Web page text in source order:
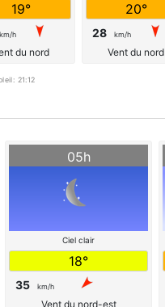
19°
km/h
du nord
20°
28 km/h
Vent du nord
21:12
05h
Ciel clair
18°
35 km/h
Vent du nord-est